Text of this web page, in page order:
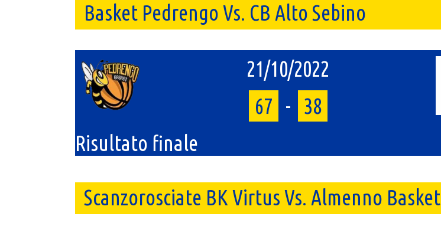
Basket Pedrengo Vs. CB Alto Sebino
21/10/2022
67 - 38
Risultato finale
Scanzorosciate BK Virtus Vs. Almenno Basket